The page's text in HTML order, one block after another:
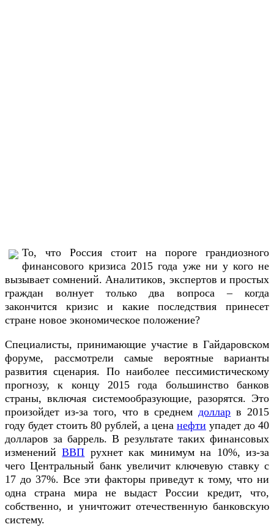
То, что Россия стоит на пороге грандиозного
финансового кризиса 2015 года уже ни у кого не
вызывает сомнений. Аналитиков, экспертов и простых
граждан волнует только два вопроса – когда
закончится кризис и какие последствия принесет
стране новое экономическое положение?
Специалисты, принимающие участие в Гайдаровском
форуме, рассмотрели самые вероятные варианты
развития сценария. По наиболее пессимистическому
прогнозу, к концу 2015 года большинство банков
страны, включая системообразующие, разорятся. Это
произойдет из-за того, что в среднемдоллар в 2015
году будет стоить 80 рублей, а цена нефти упадет до 40
долларов за баррель. В результате таких финансовых
измененийВВП рухнет как минимум на 10%, из-за
чего Центральный банк увеличит ключевую ставку с
17 до 37%. Все эти факторы приведут к тому, что ни
одна страна мира не выдаст России кредит, что,
собственно, и уничтожит отечественную банковскую
систему.